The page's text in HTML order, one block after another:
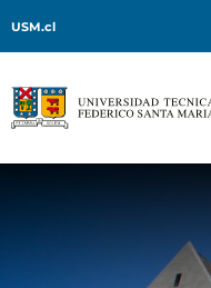
USM.cl